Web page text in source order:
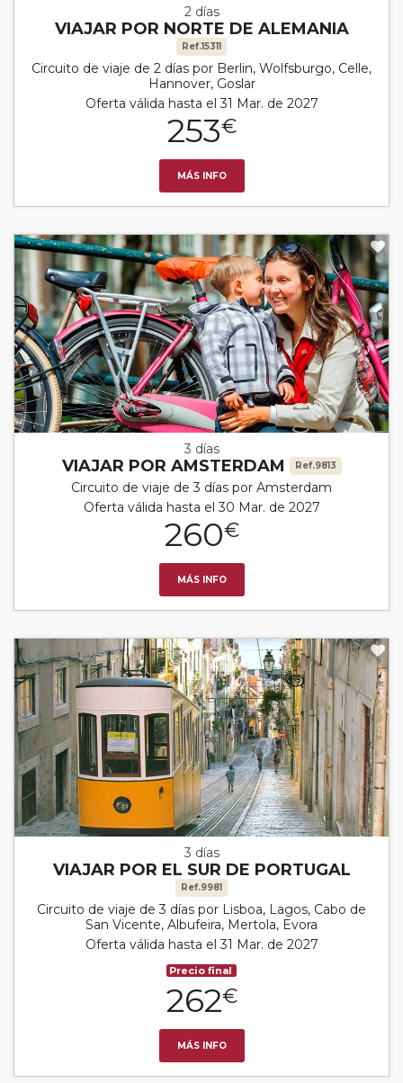
2 días
VIAJAR POR NORTE DE ALEMANIA
Ref.15311
Circuito de viaje de 2 días por Berlin, Wolfsburgo, Celle,
Hannover, Goslar
Oferta válida hasta el 31 Mar. de 2027
253€
MÁS INFO
3 días
VIAJAR POR AMSTERDAM Ref.9813
Circuito de viaje de 3 días por Amsterdam
Oferta válida hasta el 30 Mar. de 2027
260€
MÁS INFO
3 días
VIAJAR POR EL SUR DE PORTUGAL
Ref.9981
Circuito de viaje de 3 días por Lisboa, Lagos, Cabo de
San Vicente, Albufeira, Mertola, Evora
Oferta válida hasta el 31 Mar. de 2027
Precio final
262€
MÁS INFO